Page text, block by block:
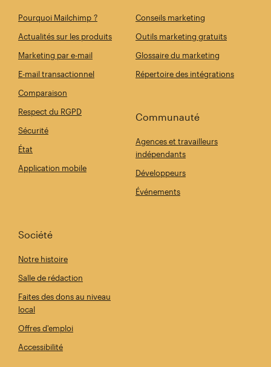
Pourquoi Mailchimp ?
Actualités sur les produits
Marketing par e-mail
E-mail transactionnel
Comparaison
Respect du RGPD
Sécurité
État
Application mobile
Conseils marketing
Outils marketing gratuits
Glossaire du marketing
Répertoire des intégrations
Communauté
Agences et travailleurs
indépendants
Développeurs
Événements
Société
Notre histoire
Salle de rédaction
Faites des dons au niveau
local
Offres d'emploi
Accessibilité